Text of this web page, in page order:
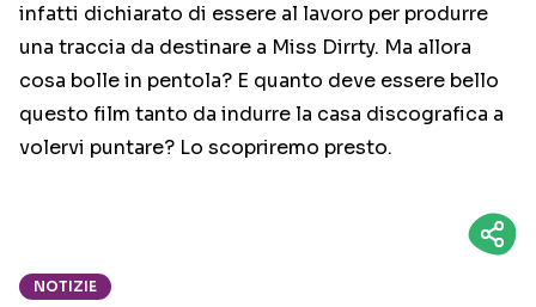
infatti dichiarato di essere al lavoro per produrre
una traccia da destinare a Miss Dirrty. Ma allora
cosa bolle in pentola? E quanto deve essere bello
questo film tanto da indurre la casa discografica a
volervi puntare? Lo scopriremo presto.
NOTIZIE